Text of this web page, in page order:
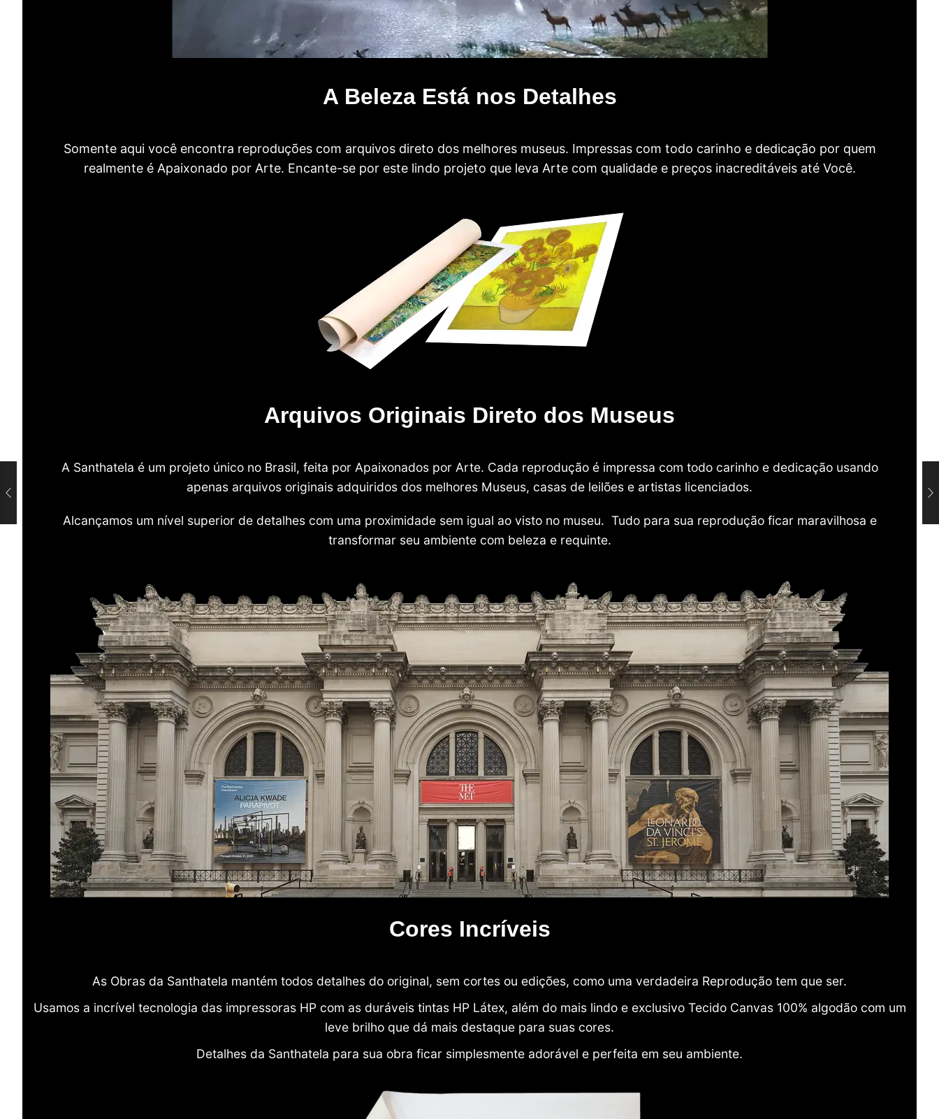
A Beleza Está nos Detalhes
Somente aqui você encontra reproduções com arquivos direto dos melhores museus. Impressas com todo carinho e dedicação por quem
realmente é Apaixonado por Arte. Encante-se por este lindo projeto que leva Arte com qualidade e preços inacreditáveis até Você.
Arquivos Originais Direto dos Museus
A Santhatela é um projeto único no Brasil, feita por Apaixonados por Arte. Cada reprodução é impressa com todo carinho e dedicação usando
apenas arquivos originais adquiridos dos melhores Museus, casas de leilões e artistas licenciados.
Alcançamos um nível superior de detalhes com uma proximidade sem igual ao visto no museu. Tudo para sua reprodução ficar maravilhosa e
transformar seu ambiente com beleza e requinte.
Cores Incríveis
As Obras da Santhatela mantém todos detalhes do original, sem cortes ou edições, como uma verdadeira Reprodução tem que ser.
Usamos a incrível tecnologia das impressoras HP com as duráveis tintas HP Látex, além do mais lindo e exclusivo Tecido Canvas 100% algodão com um
leve brilho que dá mais destaque para suas cores.
Detalhes da Santhatela para sua obra ficar simplesmente adorável e perfeita em seu ambiente.